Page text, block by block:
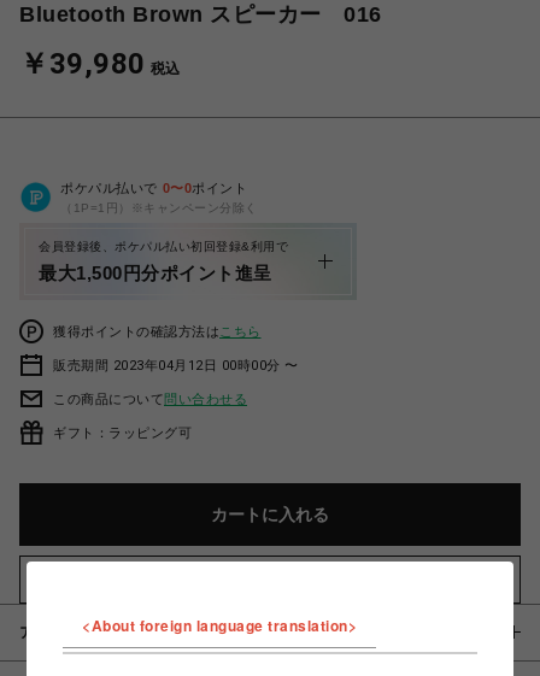
Bluetooth Brown スピーカー 016
￥39,980 税込
ポケパル払いで 0〜0ポイント
（1P=1円）※キャンペーン分除く
会員登録後、ポケパル払い初回登録&利用で
最大1,500円分ポイント進呈
獲得ポイントの確認方法は こちら
販売期間 2023年04月12日 00時00分 〜
この商品について問い合わせる
ギフト：ラッピング可
カートに入れる
アイテム説明 / 素材
<About foreign language translation>